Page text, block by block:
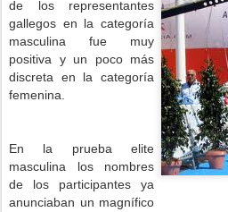
de los representantes
gallegos en la categoría
masculina fue muy
positiva y un poco más
discreta en la categoría
femenina.
En la prueba elite
masculina los nombres
de los participantes ya
anunciaban un magnífico